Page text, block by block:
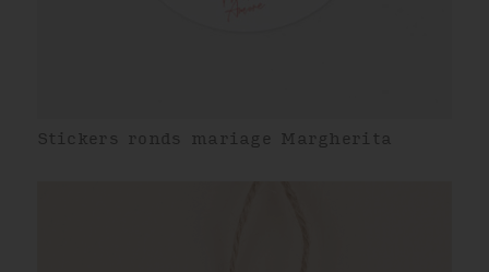
Stickers ronds mariage Margherita